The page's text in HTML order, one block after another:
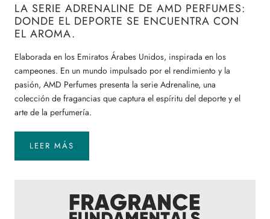
LA SERIE ADRENALINE DE AMD PERFUMES:
DONDE EL DEPORTE SE ENCUENTRA CON
EL AROMA.
Elaborada en los Emiratos Árabes Unidos, inspirada en los
campeones. En un mundo impulsado por el rendimiento y la
pasión, AMD Perfumes presenta la serie Adrenaline, una
colección de fragancias que captura el espíritu del deporte y el
arte de la perfumería.
LEER MÁS